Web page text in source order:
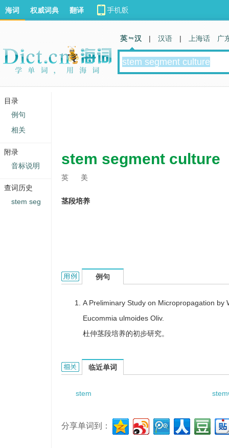
stem segment culture
英 美
茎段培养
Stem segment culture的用法和样例：
例句
A Preliminary Study on Micropropagation by
Eucommia ulmoides Oliv.
杜仲茎段培养的初步研究。
Stem segment culture的相关资料：
临近单词
stem
分享单词到：
海词 权威词典 翻译
英 汉 | 汉语 | 上海话 广
目录
例句
相关
附录
音标说明
查词历史
stem seg